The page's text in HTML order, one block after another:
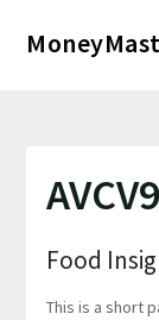
Food
This is a short